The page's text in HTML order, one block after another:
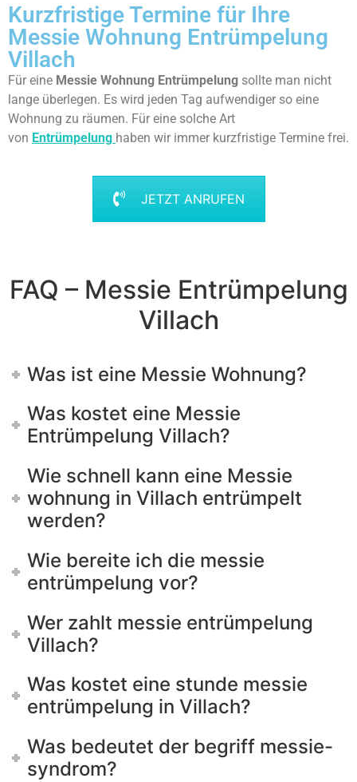
Kurzfristige Termine für Ihre
Messie Wohnung Entrümpelung
Villach
Für eine Messie Wohnung Entrümpelung sollte man nicht
lange überlegen. Es wird jeden Tag aufwendiger so eine
Wohnung zu räumen. Für eine solche Art
von Entrümpelung haben wir immer kurzfristige Termine frei.
JETZT ANRUFEN
FAQ – Messie Entrümpelung
Villach
Was ist eine Messie Wohnung?
Was kostet eine Messie
Entrümpelung Villach?
Wie schnell kann eine Messie
wohnung in Villach entrümpelt
werden?
Wie bereite ich die messie
entrümpelung vor?
Wer zahlt messie entrümpelung
Villach?
Was kostet eine stunde messie
entrümpelung in Villach?
Was bedeutet der begriff messie-
syndrom?